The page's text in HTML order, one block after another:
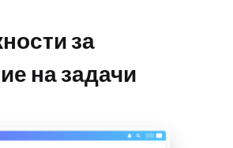
за
на задачи